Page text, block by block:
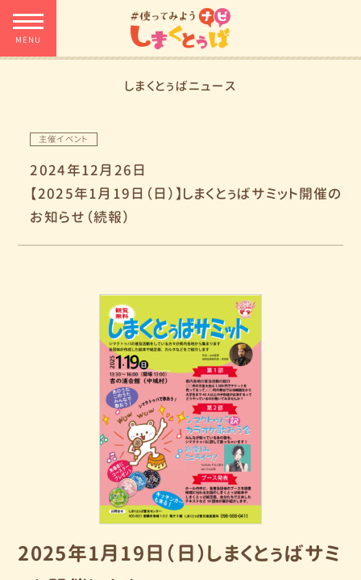
しまくとぅばニュース
主催イベント
2024年12月26日
【2025年1月19日（日）】しまくとぅばサミット開催の
お知らせ（続報）
2025年1月19日（日）しまくとぅばサミ